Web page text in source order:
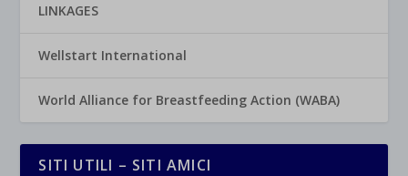
LINKAGES
Wellstart International
World Alliance for Breastfeeding Action (WABA)
SITI UTILI – SITI AMICI